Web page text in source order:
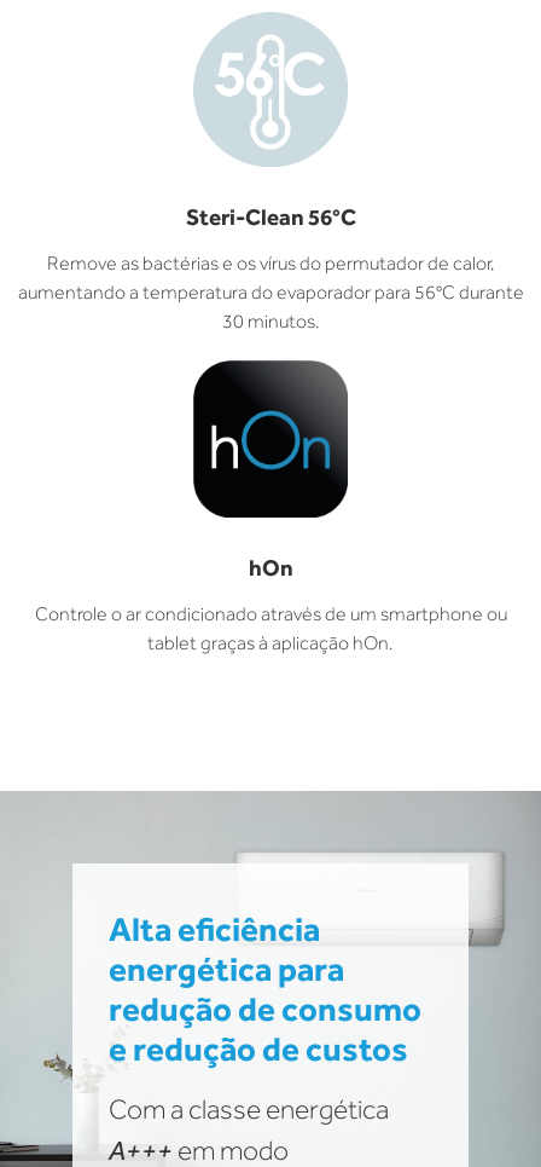
Steri-Clean 56°C
Remove as bactérias e os vírus do permutador de calor,
aumentando a temperatura do evaporador para 56°C durante
30 minutos.
hOn
Controle o ar condicionado através de um smartphone ou
tablet graças à aplicação hOn.
Alta eficiência
energética para
redução de consumo
e redução de custos
Com a classe energética
A+++ em modo